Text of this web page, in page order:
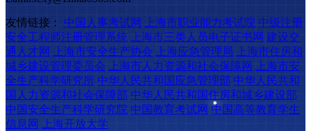
友情链接： 中国人事考试网 上海市职业能力考试院 中级注册
安全工程师注册管理系统
上海市三类人员电子证书网 建设交
通人才网
上海市安全生产协会 上海应急管理局
上海市住房和
城乡建设管理委员会
上海市人力资源和社会保障网
上海市安
全生产科学研究所 中华人民共和国应急管理部 中华人民共和
国人力资源和社会保障部 中华人民共和国住房和城乡建设部
中国安全生产科学研究院 中国教育考试网 中国高等教育学生
信息网
上海开放大学